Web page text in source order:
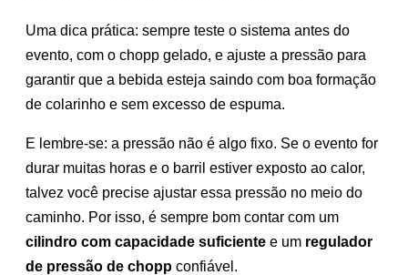
Uma dica prática: sempre teste o sistema antes do
evento, com o chopp gelado, e ajuste a pressão para
garantir que a bebida esteja saindo com boa formação
de colarinho e sem excesso de espuma.
E lembre-se: a pressão não é algo fixo. Se o evento for
durar muitas horas e o barril estiver exposto ao calor,
talvez você precise ajustar essa pressão no meio do
caminho. Por isso, é sempre bom contar com um
cilindro com capacidade suficiente e um regulador
de pressão de chopp confiável.